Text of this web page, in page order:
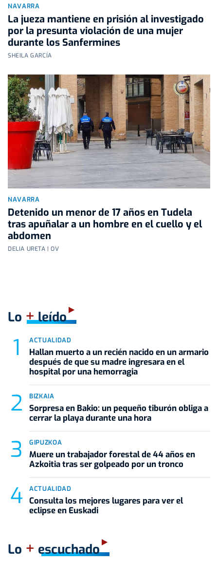
NAVARRA
La jueza mantiene en prisión al investigado
por la presunta violación de una mujer
durante los Sanfermines
SHEILA GARCÍA
NAVARRA
Detenido un menor de 17 años en Tudela
tras apuñalar a un hombre en el cuello y el
abdomen
DELIA URETA | OV
Lo +leído
ACTUALIDAD
Hallan muerto a un recién nacido en un armario
después de que su madre ingresara en el
hospital por una hemorragia
BIZKAIA
Sorpresa en Bakio: un pequeño tiburón obliga a
cerrar la playa durante una hora
GIPUZKOA
Muere un trabajador forestal de 44 años en
Azkoitia tras ser golpeado por un tronco
ACTUALIDAD
Consulta los mejores lugares para ver el
eclipse en Euskadi
Lo + escuchado